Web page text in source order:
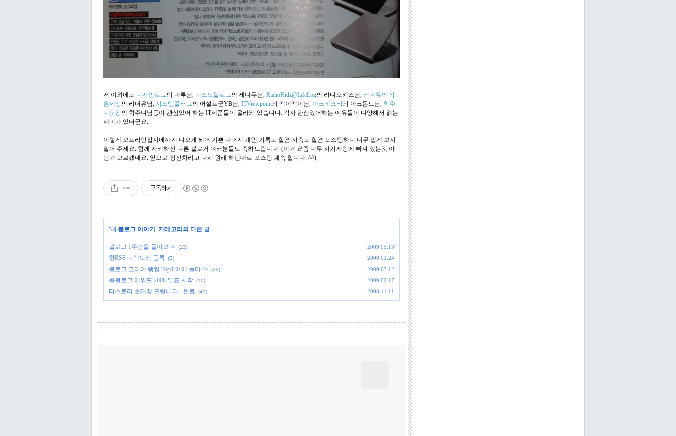
저 이외에도 디자인로그의 마루님, 기즈모블로그의 제나두님, RadioKidz@LifeLog의 라디오키즈님, 리더유의 작
은세상의 리더유님, 시스템플러그의 어설프군YB님, ITViewpoint의 떡이떡이님, 아크비스타의 아크몬드님, 학주
니닷컴의 학주니님등이 관심있어 하는 IT제품들이 올라와 있습니다. 각자 관심있어하는 이유들이 다양해서 읽는
재미가 있더군요.
이렇게 오프라인잡지에까지 나오게 되어 기쁜 나머지 개인 기록도 할겸 자축도 할겸 포스팅하니 너무 밉게 보지
말아 주세요. 함께 자리하신 다른 블로거 여러분들도 축하드립니다. (이거 요즘 너무 자기자랑에 빠져 있는것 아
닌가 모르겠네요. 앞으로 정신차리고 다시 원래 하던대로 포스팅 계속 합니다. ^^)
구독하기
'내 블로그 이야기' 카테고리의 다른 글
블로그 1주년을 돌아보며 (13) 2009.05.13
한RSS 디렉토리 등록 (2) 2009.03.24
블로그 코리아 랭킹 Top130 에 들다 ^^ (22) 2009.03.12
올블로그 어워드 2008 투표 시작 (10) 2009.02.17
티스토리 초대장 드립니다 - 완료 (41) 2008.11.11
,